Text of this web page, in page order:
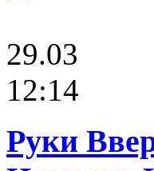
29.03
12:14
Руки